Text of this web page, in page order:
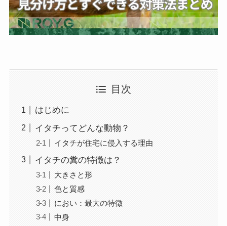
目次
はじめに
イタチってどんな動物？
イタチが住宅に侵入する理由
イタチの糞の特徴は？
大きさと形
色と質感
におい：最大の特徴
中身